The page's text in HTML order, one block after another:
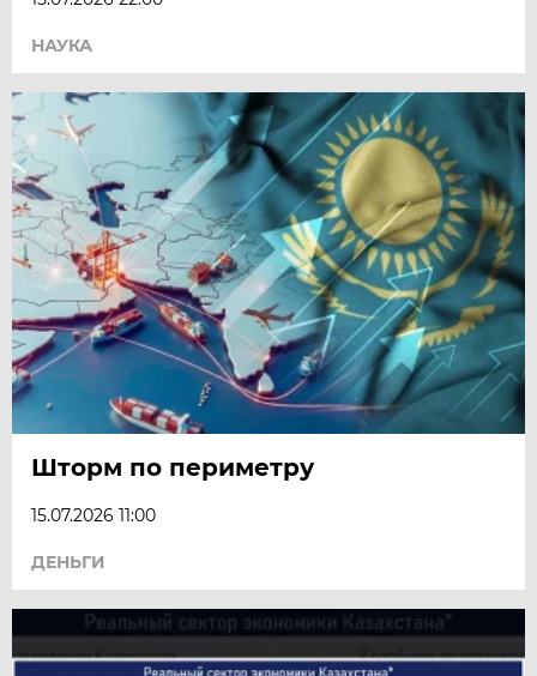
НАУКА
Шторм по периметру
15.07.2026 11:00
ДЕНЬГИ